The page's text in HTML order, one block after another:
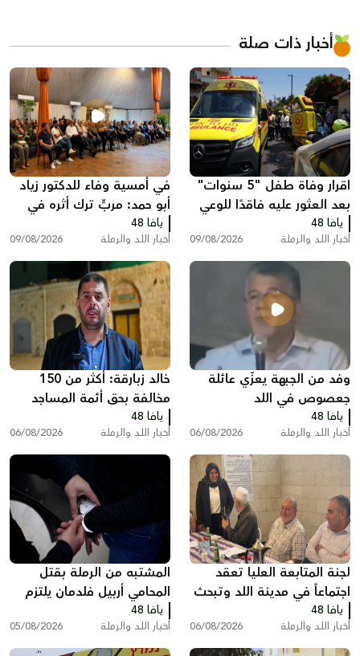
أخبار ذات صلة
اقرار وفاة طفل "5 سنوات"
بعد العثور عليه فاقدًا للوعي
داخل سيارة في اللد
يافا 48
أخبار اللد والرملة 09/08/2026
في أمسية وفاء للدكتور زياد
أبو حمد: مربٍّ ترك أثره في
العقول والقلوب وحمل ذاكرة
اللد معه
يافا 48
أخبار اللد والرملة 09/08/2026
وفد من الجبهة يعزّي عائلة
جعصوص في اللد
يافا 48
أخبار اللد والرملة 06/08/2026
خالد زبارقة: أكثر من 150
مخالفة بحق أئمة المساجد
بسبب رفع الأذان في اللد
يافا 48
أخبار اللد والرملة 06/08/2026
لجنة المتابعة العليا تعقد
اجتماعاً في مدينة اللد وتبحث
ملفات الجريمة والعنف
يافا 48
أخبار اللد والرملة 06/08/2026
المشتبه من الرملة بقتل
المحامي أربيل فلدمان يلتزم
الصمت في التحقيق ويقول:
"أنا مريض نفسيًا"
يافا 48
أخبار اللد والرملة 05/08/2026